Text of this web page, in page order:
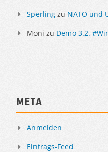
Sperling zu NATO und
Moni zu Demo 3.2.
Meta
Anmelden
Eintrags-Feed